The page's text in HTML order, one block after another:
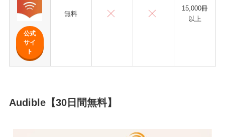
公式
サイ
ト
無料
15,000冊
以上
Audible【30日間無料】